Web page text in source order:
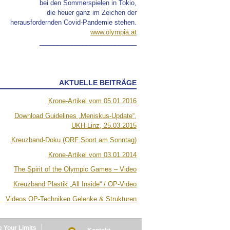
bei den Sommerspielen in Tokio,
die heuer ganz im Zeichen der
herausfordernden Covid-Pandemie stehen.
www.olympia.at
AKTUELLE BEITRÄGE
Krone-Artikel vom 05.01.2016
Download Guidelines „Meniskus-Update“,
UKH-Linz, 25.03.2015
Kreuzband-Doku (ORF Sport am Sonntag)
Krone-Artikel vom 03.01.2014
The Spirit of the Olympic Games – Video
Kreuzband Plastik „All Inside“ / OP-Video
Videos OP-Techniken Gelenke & Strukturen
Your Limits